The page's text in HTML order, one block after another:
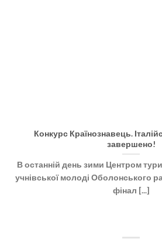
Конкурс Країнознавець.
завершено!
В останній день зими Центром
учнівської молоді Оболонського
фінал [...]